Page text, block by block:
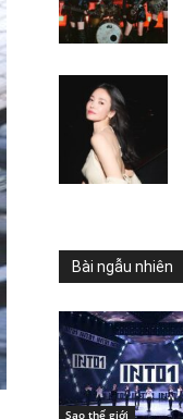
Bài ngẫu nhiên
Sao thế giới